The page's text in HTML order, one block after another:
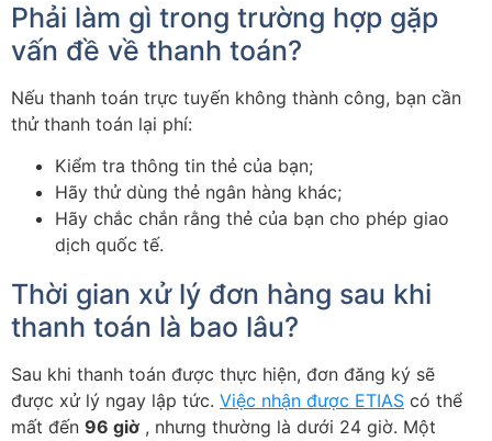
Phải làm gì trong trường hợp gặp
vấn đề về thanh toán?
Nếu thanh toán trực tuyến không thành công, bạn cần
thử thanh toán lại phí:
Kiểm tra thông tin thẻ của bạn;
Hãy thử dùng thẻ ngân hàng khác;
Hãy chắc chắn rằng thẻ của bạn cho phép giao
dịch quốc tế.
Thời gian xử lý đơn hàng sau khi
thanh toán là bao lâu?
Sau khi thanh toán được thực hiện, đơn đăng ký sẽ
được xử lý ngay lập tức. Việc nhận được ETIAS có thể
mất đến 96 giờ , nhưng thường là dưới 24 giờ. Một